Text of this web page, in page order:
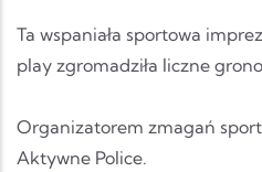
Ta wspaniała sportowa
play zgromadziła liczne
Organizatorem zmagań
Aktywne Police.